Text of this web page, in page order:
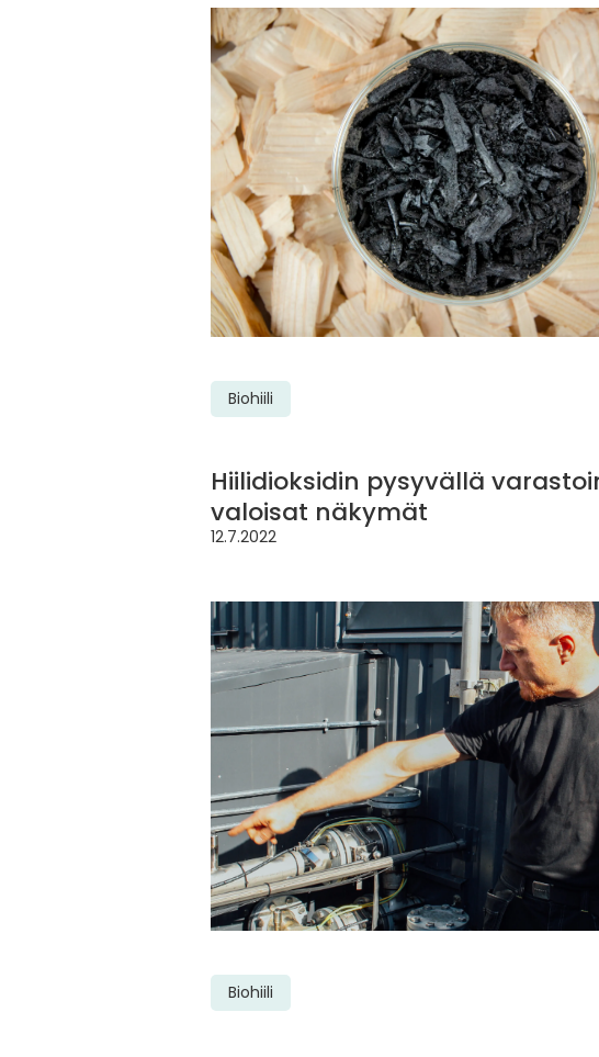
Biohiili
Hiilidioksidin pysyvällä
valoisat näkymät
12.7.2022
Biohiili